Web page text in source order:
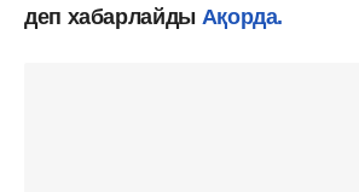
деп хабарлайды Ақорда.